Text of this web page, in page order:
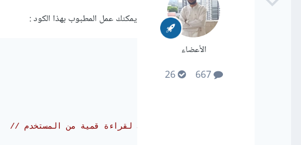
الأعضاء
667
26
يمكنك عمل المطبوب بهذا الكود :